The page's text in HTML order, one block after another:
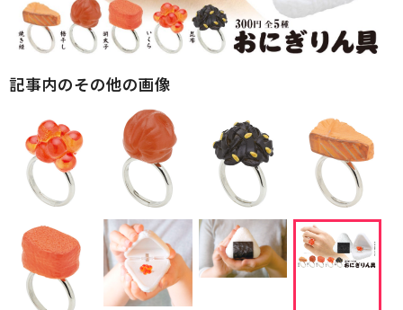
記事内のその他の画像